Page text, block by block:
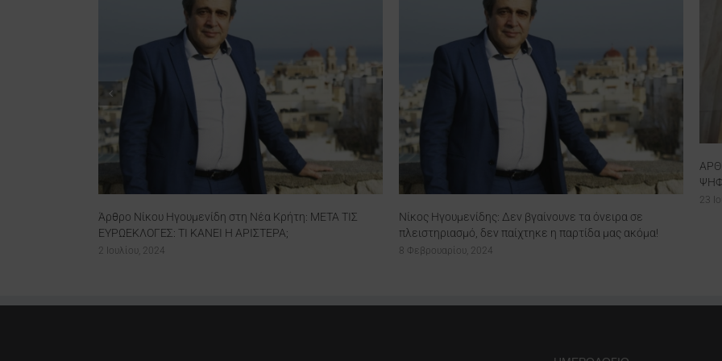
Νίκος Ηγουμενίδης: Δεν βγαίνουνε τα όνειρα σε
πλειστηριασμό, δεν παίχτηκε η παρτίδα μας ακόμα!
8 Φεβρουαρίου, 2024
AΡΘΡΟ ΝΙΚΟΥ ΗΓΟΥΜΕΝΙΔΗ – “25η ΙΟΥΝΙΟΥ:
ΨΗΦΙΖΟΥΜΕ ΣΥΡΙΖΑ – ΚΑΜΙΑ ΨΗΦΟΣ ΧΑΜΕΝΗ”